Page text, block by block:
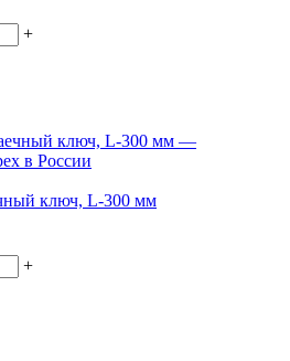
+
ключ, L-300 мм
+